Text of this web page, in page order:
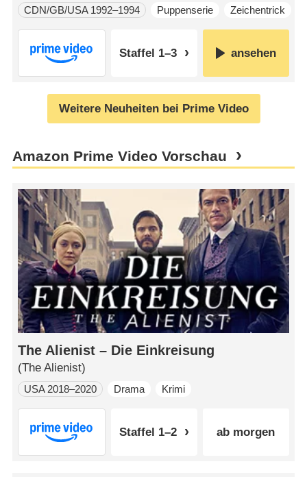
CDN/GB/USA 1992–1994 Puppenserie Zeichentrick
Staffel 1–3 ansehen
Weitere Neuheiten bei Prime Video
Amazon Prime Video Vorschau
The Alienist – Die Einkreisung
(The Alienist)
USA 2018–2020 Drama Krimi
Staffel 1–2 ab morgen